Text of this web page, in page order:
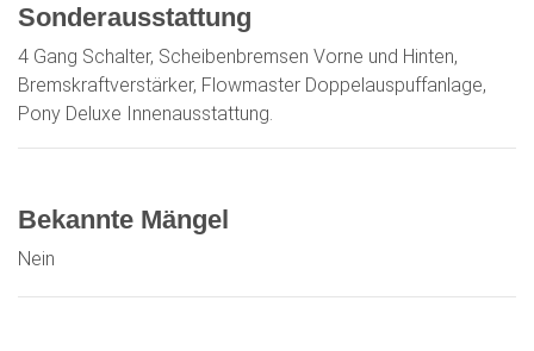
Sonderausstattung
4 Gang Schalter, Scheibenbremsen Vorne und Hinten,
Bremskraftverstärker, Flowmaster Doppelauspuffanlage,
Pony Deluxe Innenausstattung.
Bekannte Mängel
Nein